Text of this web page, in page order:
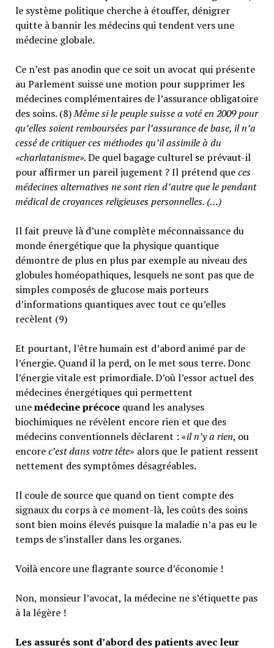
le système politique cherche à étouffer, dénigrer
quitte à bannir les médecins qui tendent vers une
médecine globale.
Ce n’est pas anodin que ce soit un avocat qui présente
au Parlement suisse une motion pour supprimer les
médecines complémentaires de l’assurance obligatoire
des soins. (8)Même si le peuple suisse a voté en 2009 pour
qu’elles soient remboursées par l’assurance de base, il n’a
cessé de critiquer ces méthodes qu’il assimile à du
«charlatanisme».De quel bagage culturel se prévaut-il
pour affirmer un pareil jugement ? Il prétend queces
médecines alternatives ne sont rien d’autre que le pendant
médical de croyances religieuses personnelles. (…)
Il fait preuve là d’une complète méconnaissance du
monde énergétique que la physique quantique
démontre de plus en plus par exemple au niveau des
globules homéopathiques, lesquels ne sont pas que de
simples composés de glucose mais porteurs
d’informations quantiques avec tout ce qu’elles
recèlent (9)
Et pourtant, l’être humain est d’abord animé par de
l’énergie. Quand il la perd, on le met sous terre. Donc
l’énergie vitale est primordiale. D’où l’essor actuel des
médecines énergétiques qui permettent
unemédecine précoce quand les analyses
biochimiques ne révèlent encore rien et que des
médecins conventionnels déclarent : «il n’y a rien, ou
encorec’est dans votre tête» alors que le patient ressent
nettement des symptômes désagréables.
Il coule de source que quand on tient compte des
signaux du corps à ce moment-là, les coûts des soins
sont bien moins élevés puisque la maladie n’a pas eu le
temps de s’installer dans les organes.
Voilà encore une flagrante source d’économie !
Non, monsieur l’avocat, la médecine ne s’étiquette pas
à la légère !
Les assurés sont d’abord des patients avec leur